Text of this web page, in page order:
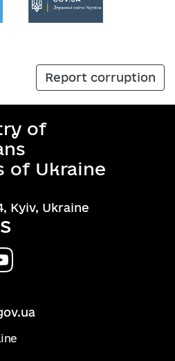
Report corruption
of
of Ukraine
Kyiv, Ukraine